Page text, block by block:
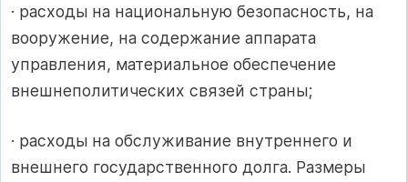
· расходы на национальную безопасность, на
вооружение, на содержание аппарата
управления, материальное обеспечение
внешнеполитических связей страны;
· расходы на обслуживание внутреннего и
внешнего государственного долга. Размеры